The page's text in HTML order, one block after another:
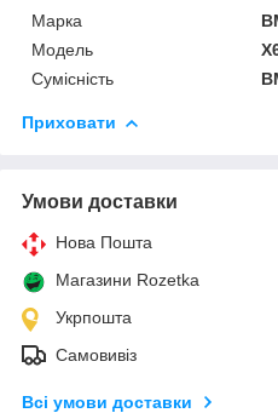
Марка
Модель
Сумісність
Приховати
Умови доставки
Нова Пошта
Магазини Rozetka
Укрпошта
Самовивіз
Всі умови доставки